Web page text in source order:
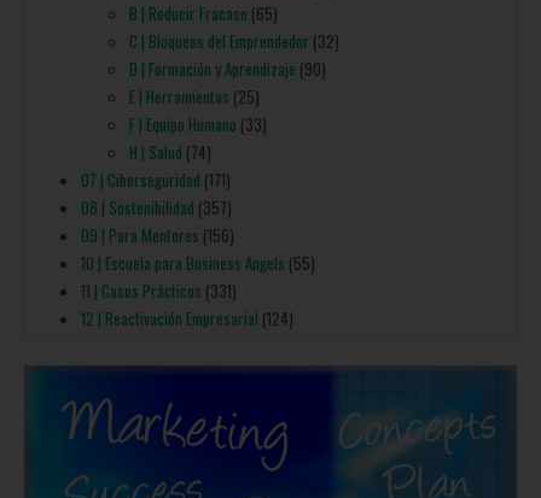
B | Reducir Fracaso (65)
C | Bloqueos del Emprendedor (32)
D | Formación y Aprendizaje (90)
E | Herramientas (25)
F | Equipo Humano (33)
H | Salud (74)
07 | Ciberseguridad (171)
08 | Sostenibilidad (357)
09 | Para Mentores (156)
10 | Escuela para Business Angels (55)
11 | Casos Prácticos (331)
12 | Reactivación Empresarial (124)